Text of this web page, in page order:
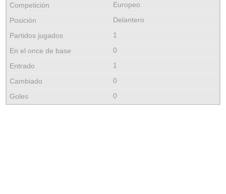
Europeo
Delantero
1
0
1
0
0